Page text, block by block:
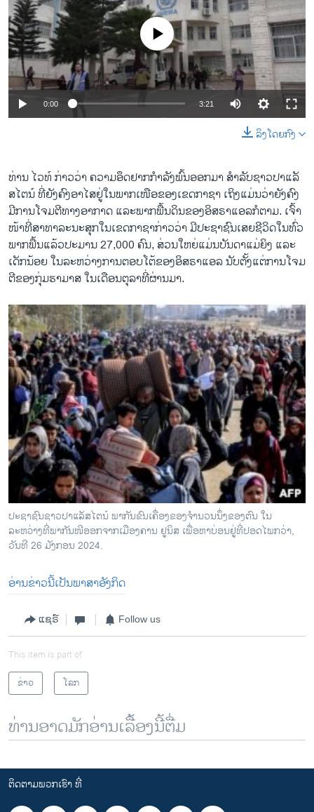
No media source currently available
0:00 3:21
ລິງໂດຍກົງ
ທ່ານ​ ໄວທ໌ ​ກ່າວ​ວ່າ ຄວາມ​ອຶດ​ຢາກກໍາລັງ​ພົ້ນອອກມາ ​ສໍາລັບ​ຊາວ​ປາ​ແລັ​
ສ​ໄຕນ໌ ​ທີ່​ຍັງ​ຄົງອາໄສ​ຢູ່​ໃນ​ພາກ​ເໜືອ​ຂອງ​ເຂດກາຊາ ​ເຖິງ​ແມ່ນ​ວ່າ​ຍັງຄົງ
ມີ​ການ​ໂຈມ​ຕີ​ທາງ​ອາກາດ​ ​ແລະພາກ​ພື້ນດິນຂອງອິສຣາແອລກໍຕາມ. ເຈົ້າ​
ໜ້າ​ທີ່​ສາ​ທາ​ລະ​ນະ​ສຸກໃນ​ເຂດ​ກາ​ຊາກ່າວ​ວ່າ ມີ​ປະຊາຊົນເສຍຊີວິດໃນທົ່ວ
ພາກພື້ນແລ້ວປະມານ 27,000 ຄົນ, ສ່ວນ​ໃຫຍ່​ແມ່ນບັນດາ​ແມ່​ຍິງ ແລະ​
ເດັກ​ນ້ອຍ ໃນ​ລະ​ຫວ່າງ​ການ​ຕອບ​ໂຕ້​ຂອງ​ອິ​ສ​ຣາ​ແອລ ນັບ​ຕັ້ງ​ແຕ່​ການ​ໂຈມ​
ຕີ​ຂອງກຸ່ມຮາມາສ ໃນ​ເດືອນ​ຕຸ​ລາທີ່ຜ່ານມາ.
ປະຊາຊົນຊາວປາແລັສໄຕນ໌ ພາກັນຂົນເຄື່ອງຂອງຈໍານວນນຶ່ງຂອງຕົນ ໃນ
ລະຫວ່າງທີ່ພາກັນໜີອອກຈາກເມືອງຄານ ຢູນິສ ເພື່ອຫາບ່ອນຢູ່ທີ່ປອດໄພກວ່າ,
ວັນທີ 26 ມັງກອນ 2024.
ອ່ານຂ່າວນີ້ເປັນພາສາອັງກິດ
ແຊຣ໌ Follow us
This item is part of
ຂ່າວ
ໂລກ
ທ່ານອາດມັກອ່ານເລື້ອງນີ້ຕື່ມ
ຕິດຕາມພວກເຮົາ ທີ່